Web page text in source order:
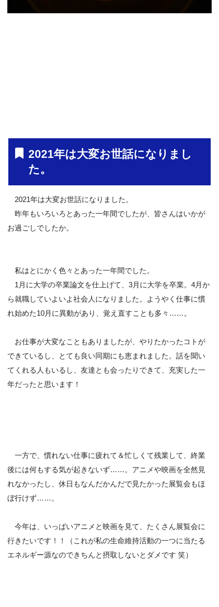
2021年は大変お世話になりまし
た。
2021年は大変お世話になりました。
昨年もいろいろとあった一年間でしたが、皆さんはいかが
お過ごしでしたか。
私はとにかく色々とあった一年間でした。
1月に大学の卒業論文を仕上げて、3月に大学を卒業。4月か
ら就職していよいよ社会人になりました。ようやく仕事に慣
れ始めた10月に異動があり、覚え直すことも多々……。
お仕事が大変なこともありましたが、やりたかったコトが
できているし、とても良い同期にも恵まれました。話を聞い
てくれる人もいるし、友達とも会ったりできて、充実した一
年だったと思います！
一方で、慣れない仕事に疲れて＆忙しくて残業して、終業
後には何もする気が起きないず……。アニメや映画を全然見
れなかったし、休日もなんだかんだで見たかった展覧会もほ
ぼ行けず……。
今年は、いっぱいアニメと映画を見て、たくさん展覧会に
行きたいです！！（これが私の生命維持活動の一つに当たる
エネルギー源なのできちんと摂取しないとダメです 笑）